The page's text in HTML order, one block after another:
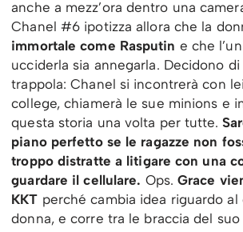
anche a mezz’ora dentro una
Chanel #6 ipotizza allora che la
immortale come Rasputin e che
ucciderla sia annegarla. Decidono
trappola: Chanel si incontrerà con
college, chiamerà le sue minions e
questa storia una volta per tutte.
piano perfetto se le ragazze non
troppo distratte a litigare con una
guardare il cellulare. Ops.Grace
KKT perché cambia idea riguardo al
donna, e corre tra le braccia del suo